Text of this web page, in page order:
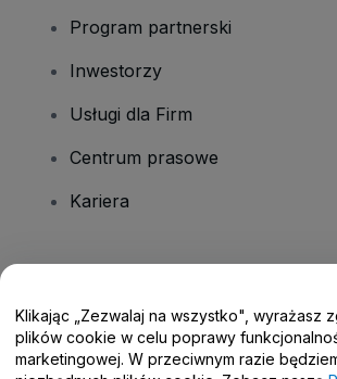
Program partnerski
Inwestorzy
Usługi dla Firm
Centrum prasowe
Kariera
Centrum pomocy / Skontaktuj
Klikając „Zezwalaj na wszystko", wyrażasz
plików cookie w celu poprawy
marketingowej. W przeciwnym razie